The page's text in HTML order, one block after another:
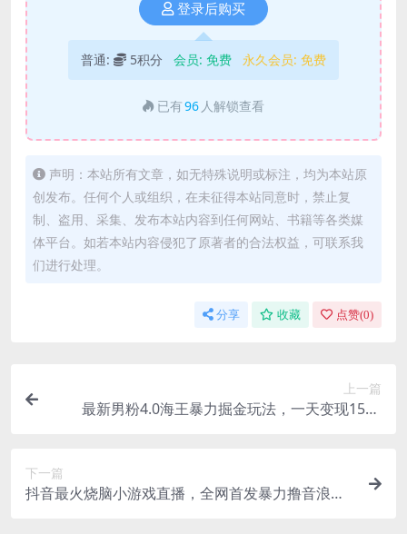
登录后购买
普通: 5积分 会员: 免费 永久会员: 免费
已有96 人解锁查看
声明：本站所有文章，如无特殊说明或标注，均为本站原
创发布。任何个人或组织，在未征得本站同意时，禁止复
制、盗用、采集、发布本站内容到任何网站、书籍等各类媒
体平台。如若本站内容侵犯了原著者的合法权益，可联系我
们进行处理。
分享 收藏 点赞(0)
上一篇
最新男粉4.0海王暴力掘金玩法，一天变现1500
下一篇
抖音最火烧脑小游戏直播，全网首发暴力撸音浪，